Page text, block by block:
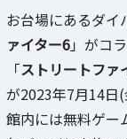
お台場にあるダイ
ァイター6」がコ
「ストリートファ
が2023年7月14日(
館内には無料ゲー